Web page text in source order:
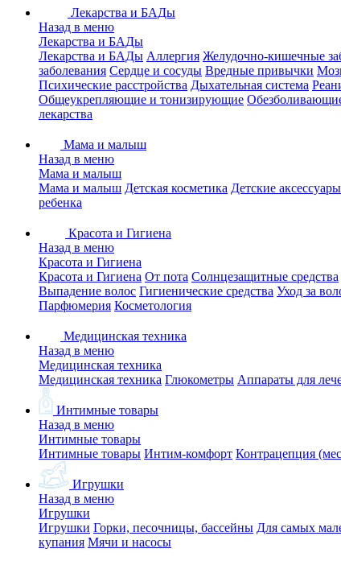
Лекарства и БАДы
Назад в меню
Лекарства и БАДы
Лекарства и БАДы Аллергия Желудочно-кишечные
заболевания Сердце и сосуды Вредные привычки
Психические расстройства Дыхательная система
Общеукрепляющие и тонизирующие
лекарства
Мама и малыш
Назад в меню
Мама и малыш
Мама и малыш Детская косметика Детские аксессуары
ребенка
Красота и Гигиена
Назад в меню
Красота и Гигиена
Красота и Гигиена От пота Солнцезащитные средства
Выпадение волос Гигиенические средства Уход за
Парфюмерия Косметология
Медицинская техника
Назад в меню
Медицинская техника
Медицинская техника Глюкометры Аппараты для
Интимные товары
Назад в меню
Интимные товары
Интимные товары Интим-комфорт Контрацепция
Игрушки
Назад в меню
Игрушки
Игрушки Горки, песочницы, бассейны Для самых
купания Мячи и насосы